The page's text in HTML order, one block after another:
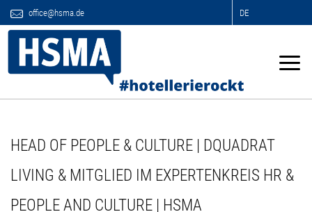
office@hsma.de DE
HEAD OF PEOPLE & CULTURE | DQUADRAT
LIVING & MITGLIED IM EXPERTENKREIS HR &
PEOPLE AND CULTURE | HSMA